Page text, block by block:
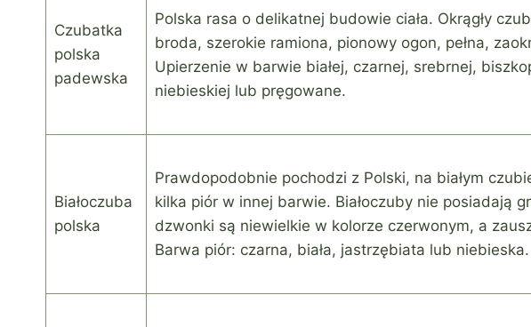
Czubatka
polska
padewska
Polska rasa o delikatnej budowie ciała. Okrągły czub
broda, szerokie ramiona, pionowy ogon, pełna,
Upierzenie w barwie białej, czarnej, srebrnej,
niebieskiej lub pręgowane.
Białoczuba
polska
Prawdopodobnie pochodzi z Polski, na białym
kilka piór w innej barwie. Białoczuby nie posiadają
dzwonki są niewielkie w kolorze czerwonym, a
Barwa piór: czarna, biała, jastrzębiata lub niebieska.